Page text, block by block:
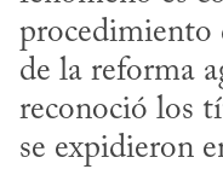
procedimiento
de la reforma
reconoció los
se expidieron